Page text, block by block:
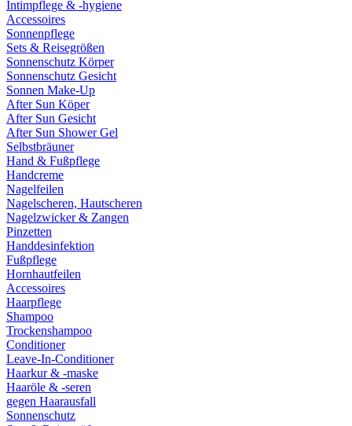
Intimpflege & -hygiene
Accessoires
Sonnenpflege
Sets & Reisegrößen
Sonnenschutz Körper
Sonnenschutz Gesicht
Sonnen Make-Up
After Sun Köper
After Sun Gesicht
After Sun Shower Gel
Selbstbräuner
Hand & Fußpflege
Handcreme
Nagelfeilen
Nagelscheren, Hautscheren
Nagelzwicker & Zangen
Pinzetten
Handdesinfektion
Fußpflege
Hornhautfeilen
Accessoires
Haarpflege
Shampoo
Trockenshampoo
Conditioner
Leave-In-Conditioner
Haarkur & -maske
Haaröle & -seren
gegen Haarausfall
Sonnenschutz